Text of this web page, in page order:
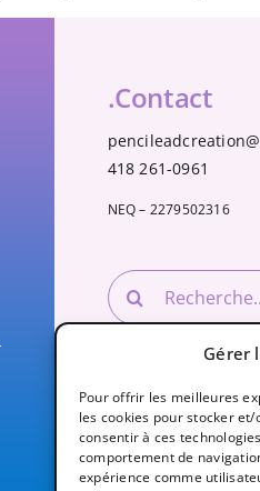
Gérer
Pour offrir les meilleures
les cookies pour stocker
consentir à ces
comportement de
expérience comme
.Contact
418 261-0961
NEQ – 2279502316
Rechercher:
Suivez